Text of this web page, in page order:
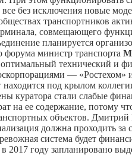
без исключения новые
транспортников
совмещающего
планируется
министр транспорта
оптимальный технический и
— «Ростехом»
находится под крылом
куратора стали слабые
на ее содержание, потому
объектов. Дмитрий
должна проходить за
система будет
2017 году запланировано